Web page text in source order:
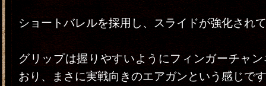
ショートバレルを採用し、スライドが強化され
グリップは握りやすいようにフィンガーチャ
おり、まさに実戦向きのエアガンという感じで